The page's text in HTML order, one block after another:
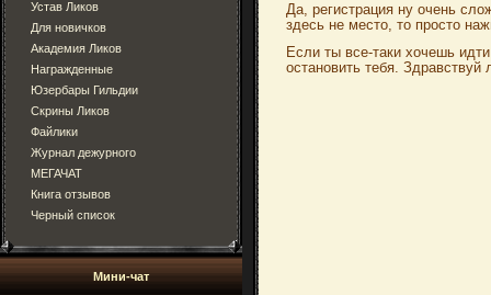
Устав Ликов
Для новичков
Академия Ликов
Награжденные
Юзербары Гильдии
Скрины Ликов
Файлики
Журнал дежурного
МЕГАЧАТ
Книга отзывов
Черный список
Мини-чат
Да, регистрация ну очень
здесь не место, то просто
Если ты все-таки хочешь
остановить тебя.